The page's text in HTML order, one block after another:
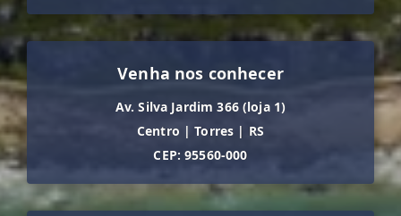
Venha nos conhecer
Av. Silva Jardim 366 (loja 1)
Centro | Torres | RS
CEP: 95560-000